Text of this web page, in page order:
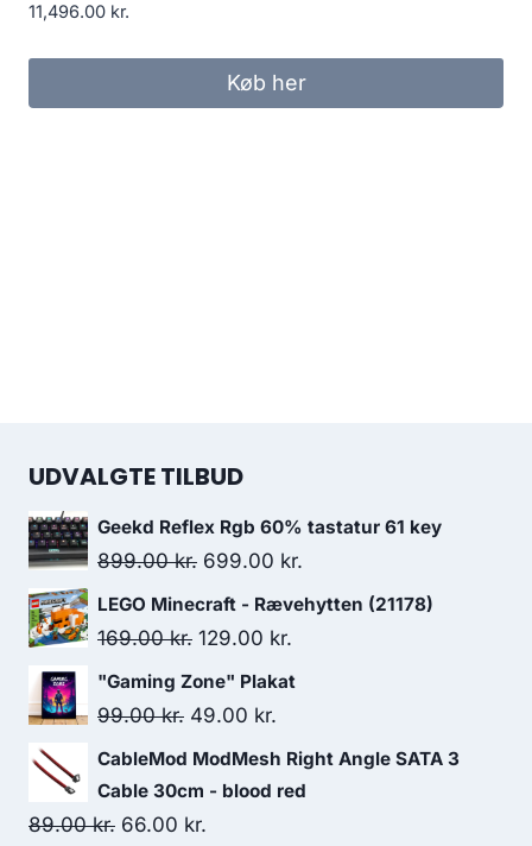
11,496.00 kr.
Køb her
UDVALGTE TILBUD
Geekd Reflex Rgb 60% tastatur 61 key
899.00kr. Original
price
was:
699.00 kr.
price
LEGO Minecraft - Rævehytten (21178)
169.00kr. Original
price
was:
129.00 kr.
price
"Gaming Zone" Plakat
99.00kr. Original
price
was:
99.00 kr..
49.00 kr.
price
is:
CableMod ModMesh Right Angle SATA 3
Cable 30cm - blood red
89.00kr. Original
66.00 kr.